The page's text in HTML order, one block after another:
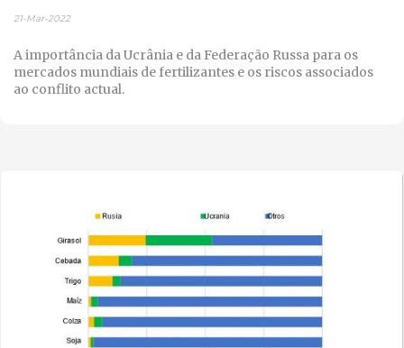
21-Mar-2022
A importância da Ucrânia e da Federação Russa para os
mercados mundiais de fertilizantes e os riscos associados
ao conflito actual.